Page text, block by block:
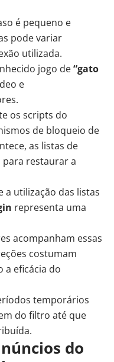
é pequeno e
pode variar
utilizada.
jogo de“gato
e
os scripts do
de bloqueio de
as listas de
restaurar a
a utilização das listas
representa uma
acompanham essas
costumam
a eficácia do
temporários
do filtro até que
do